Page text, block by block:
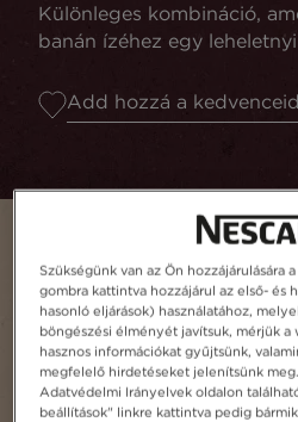
Különleges kombináció,
banán ízéhez egy
Add hozzá a
Szükségünk van az Ön hozzájárulására
gombra kattintva hozzájárul az első- és
hasonló eljárások) használatához,
böngészési élményét javítsuk, mérjük a
hasznos információkat gyűjtsünk,
megfelelő hirdetéseket jelenítsünk
Adatvédelmi Irányelvek oldalon
beállítások" linkre kattintva pedig